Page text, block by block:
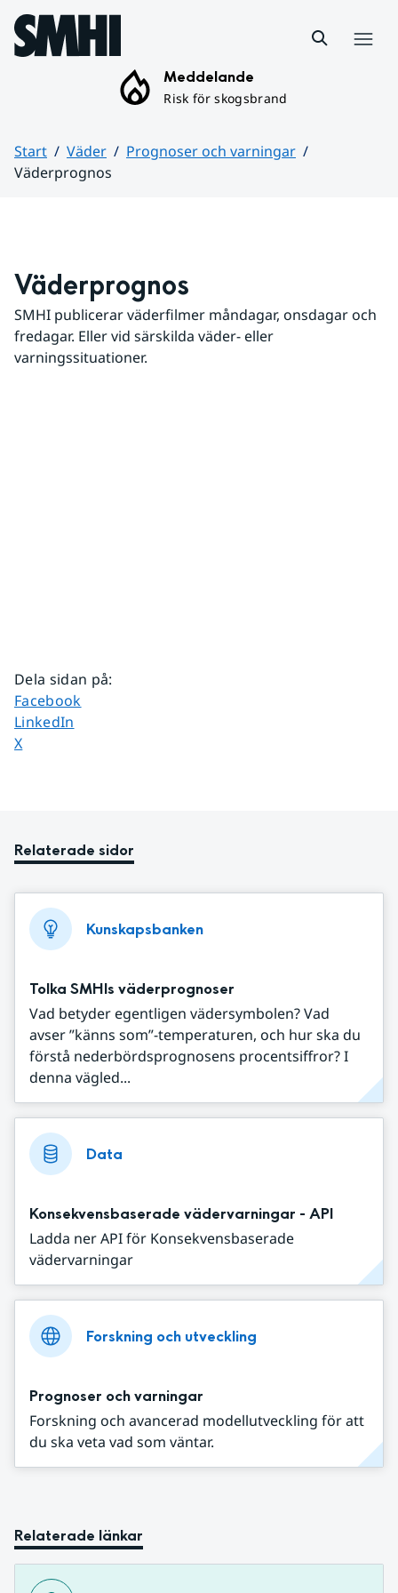
Hoppa till sidans innehåll
Meddelande
Risk för skogsbrand
Start Väder
Prognoser och varningar
Väderprognos
Väderprognos
SMHI publicerar väderfilmer måndagar, onsdagar och
fredagar. Eller vid särskilda väder- eller
varningssituationer.
Dela sidan på:
Dela sidan på
Facebook
Dela sidan på
LinkedIn
Dela sidan på
X
Relaterade sidor
Kunskapsbanken
Tolka SMHIs väderprognoser
Vad betyder egentligen vädersymbolen? Vad
avser ”känns som”-temperaturen, och hur ska du
förstå nederbördsprognosens procentsiffror? I
denna vägled...
Data
Konsekvensbaserade vädervarningar - API
Ladda ner API för Konsekvensbaserade
vädervarningar
Forskning och utveckling
Prognoser och varningar
Forskning och avancerad modellutveckling för att
du ska veta vad som väntar.
Relaterade länkar